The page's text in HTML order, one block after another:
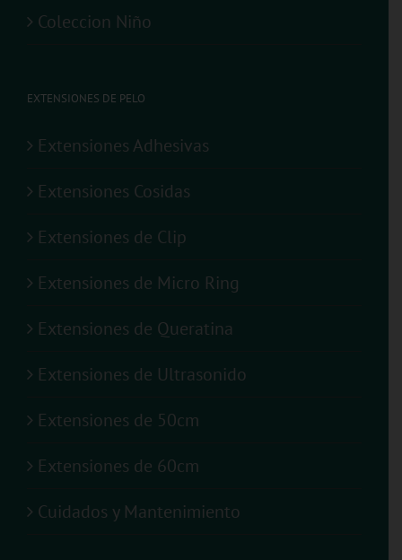
Coleccion Niño
EXTENSIONES DE PELO
Extensiones Adhesivas
Extensiones Cosidas
Extensiones de Clip
Extensiones de Micro Ring
Extensiones de Queratina
Extensiones de Ultrasonido
Extensiones de 50cm
Extensiones de 60cm
Cuidados y Mantenimiento